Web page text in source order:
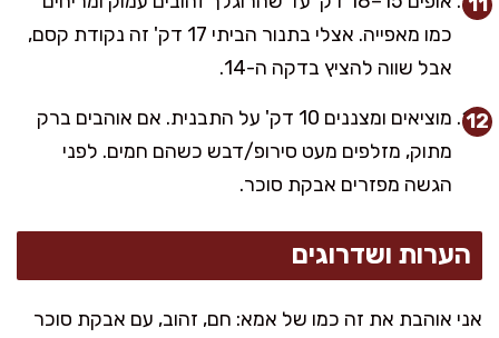
כמו מאפייה. אצלי בתנור הביתי 17 דק' זה נקודת קסם,
אבל שווה להציץ בדקה ה-14.
מוציאים ומצננים 10 דק' על התבנית. אם אוהבים ברק
מתוק, מזלפים מעט סירופ/דבש כשהם חמים. לפני
הגשה מפזרים אבקת סוכר.
הערות ושדרוגים
אני אוהבת את זה כמו של אמא: חם, זהוב, עם אבקת סוכר